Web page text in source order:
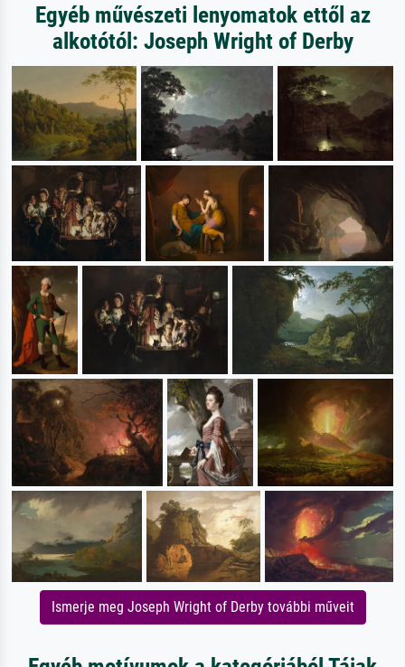
Egyéb művészeti lenyomatok ettől az
alkotótól: Joseph Wright of Derby
Ismerje meg Joseph Wright of Derby további műveit